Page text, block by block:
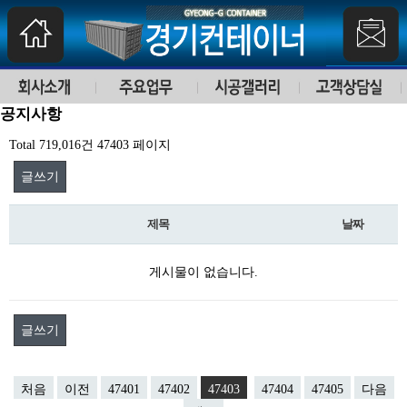
공지사항
Total 719,016건 47403 페이지
글쓰기
제목 날짜
게시물이 없습니다.
글쓰기
처음 이전 47401 47402 47403 47404 47405
다음